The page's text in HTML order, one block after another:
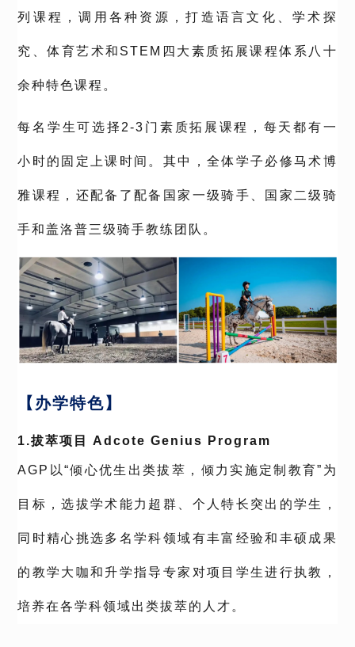
列课程，调用各种资源，打造语言文化、学术探
究、体育艺术和STEM四大素质拓展课程体系八十
余种特色课程。
每名学生可选择2-3门素质拓展课程，每天都有一
小时的固定上课时间。其中，全体学子必修马术博
雅课程，还配备了配备国家一级骑手、国家二级骑
手和盖洛普三级骑手教练团队。
【办学特色】
1.拔萃项目 Adcote Genius Program
AGP以“倾心优生出类拔萃，倾力实施定制教育”为
目标，选拔学术能力超群、个人特长突出的学生，
同时精心挑选多名学科领域有丰富经验和丰硕成果
的教学大咖和升学指导专家对项目学生进行执教，
培养在各学科领域出类拔萃的人才。